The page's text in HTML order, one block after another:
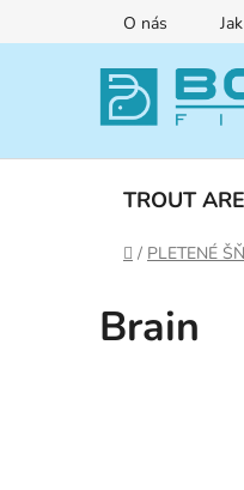
na
O nás
TROUT
Domů
/ PLETENÉ
Brain